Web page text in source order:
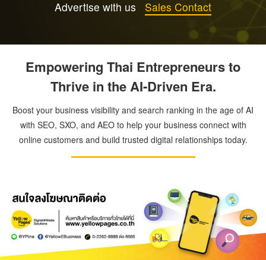
Advertise with us Sales Contact
Empowering Thai Entrepreneurs to
Thrive in the AI-Driven Era.
Boost your business visibility and search ranking in the age of AI
with SEO, SXO, and AEO to help your business connect with
online customers and build trusted digital relationships today.